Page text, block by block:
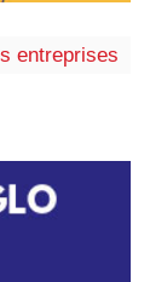
entreprises